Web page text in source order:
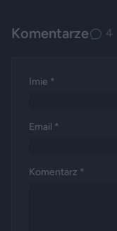
Komentarze 4
Imie *
Email *
Komentarz *